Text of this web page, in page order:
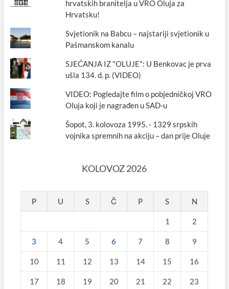
hrvatskih branitelja u VRO Oluja za
Hrvatsku!
Svjetionik na Babcu – najstariji svjetionik u
Pašmanskom kanalu
SJEĆANJA IZ "OLUJE": U Benkovac je prva
ušla 134. d. p. (VIDEO)
VIDEO: Pogledajte film o pobjedničkoj VRO
Oluja koji je nagrađen u SAD-u
Šopot, 3. kolovoza 1995. - 1329 srpskih
vojnika spremnih na akciju – dan prije Oluje
KOLOVOZ 2026
P U S Č P S N
1 2
3 4 5 6 7 8 9
10 11 12 13 14 15 16
17 18 19 20 21 22 23